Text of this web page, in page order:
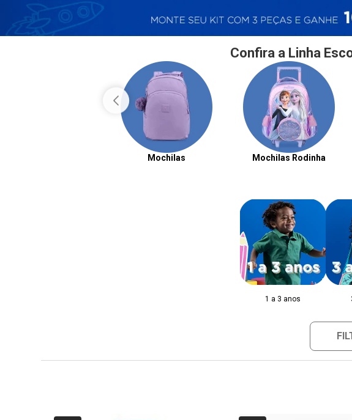
Confira a Linha
Mochilas Mochilas Rodinha
1 a 3 anos